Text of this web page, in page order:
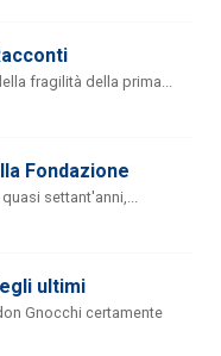
fragilità della prima...
Fondazione
settant'anni,...
ultimi
Gnocchi certamente